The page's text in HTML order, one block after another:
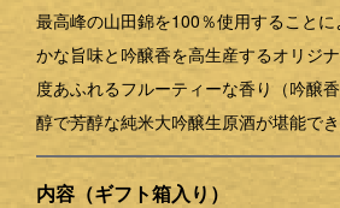
最高峰の山田錦を100％使用すること
かな旨味と吟醸香を高生産するオリジ
度あふれるフルーティーな香り（吟醸
醇で芳醇な純米大吟醸生原酒が堪能でき
内容（ギフト箱入り）